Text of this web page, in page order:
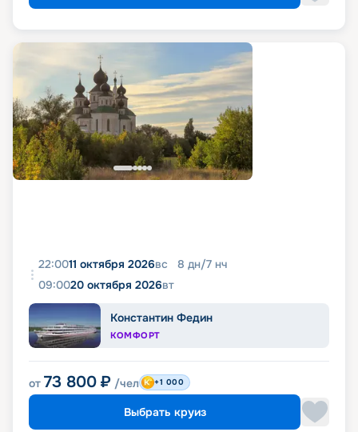
22:0011 октября 2026вс 8 дн/7 нч
09:0020 октября 2026вт
Константин Федин
КОМФОРТ
от 73 800 ₽ /чел +1 000
Выбрать круиз